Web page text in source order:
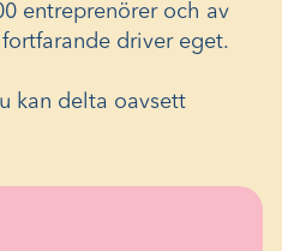
entreprenörer och av
driver eget.
kan delta oavsett